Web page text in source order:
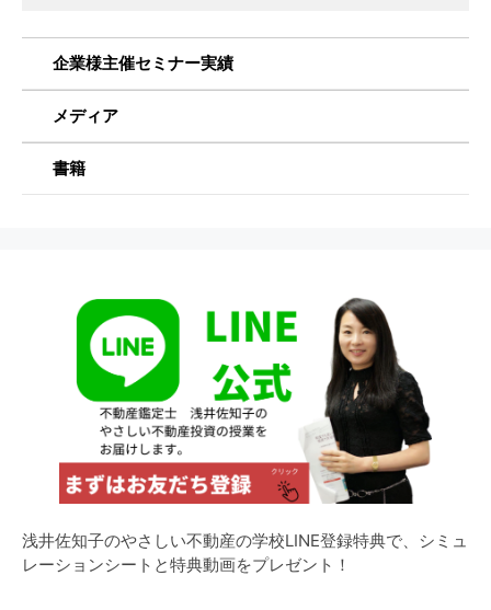
企業様主催セミナー実績
メディア
書籍
浅井佐知子のやさしい不動産の学校LINE登録特典で、シミュ
レーションシートと特典動画をプレゼント！